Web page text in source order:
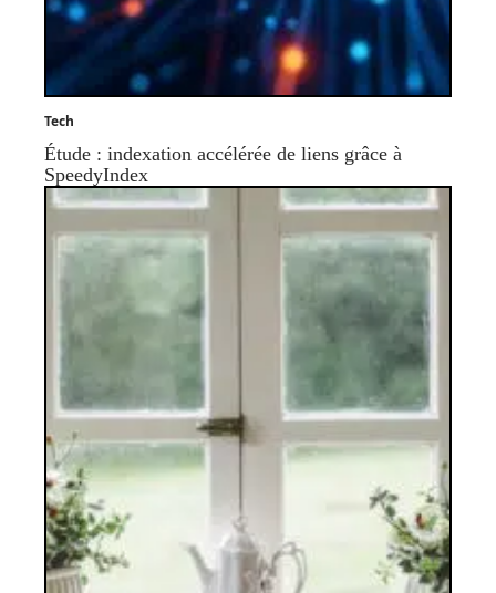
Tech
Étude : indexation accélérée de liens grâce à
SpeedyIndex